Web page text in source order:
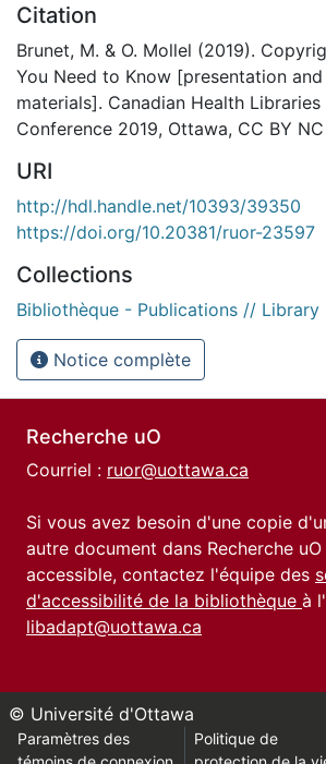
Citation
Brunet, M. & O. Mollel (2019).
You Need to Know [presentation
materials]. Canadian Health
Conference 2019, Ottawa, CC BY
URI
http://hdl.handle.net/10393/39350
https://doi.org/10.20381/ruor-23597
Collections
Bibliothèque - Publications // Library
Notice complète
Recherche uO
Courriel : ruor@uottawa.ca
Si vous avez besoin d'une copie
autre document dans Recherche
accessible, contactez l'équipe des
d'accessibilité de la bibliothèque à
libadapt@uottawa.ca
© Université d'Ottawa
Paramètres des
Politique de